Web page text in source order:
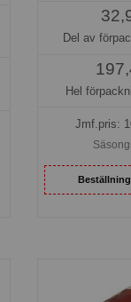
Del av
Hel
Jmf.pris: